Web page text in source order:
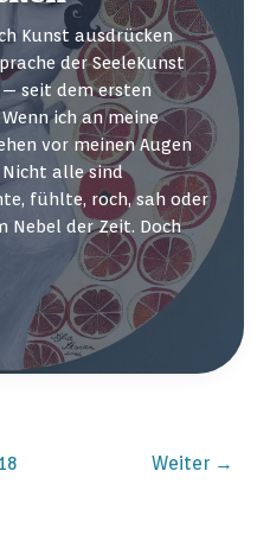
Kunst ausdrücken
der SeeleKunst
seit dem ersten
ich an meine
vor meinen Augen
Nicht alle sind
fühlte, roch, sah oder
der Zeit. Doch
18 Weiter →